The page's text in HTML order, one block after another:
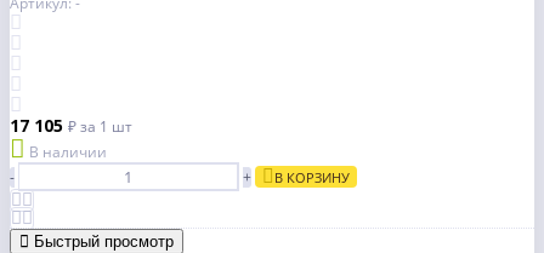
17 105 ₽за 1 шт
В наличии
-
+ В КОРЗИНУ
Быстрый просмотр